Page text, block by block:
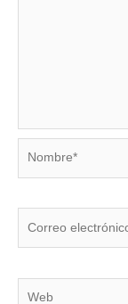
electrónico*